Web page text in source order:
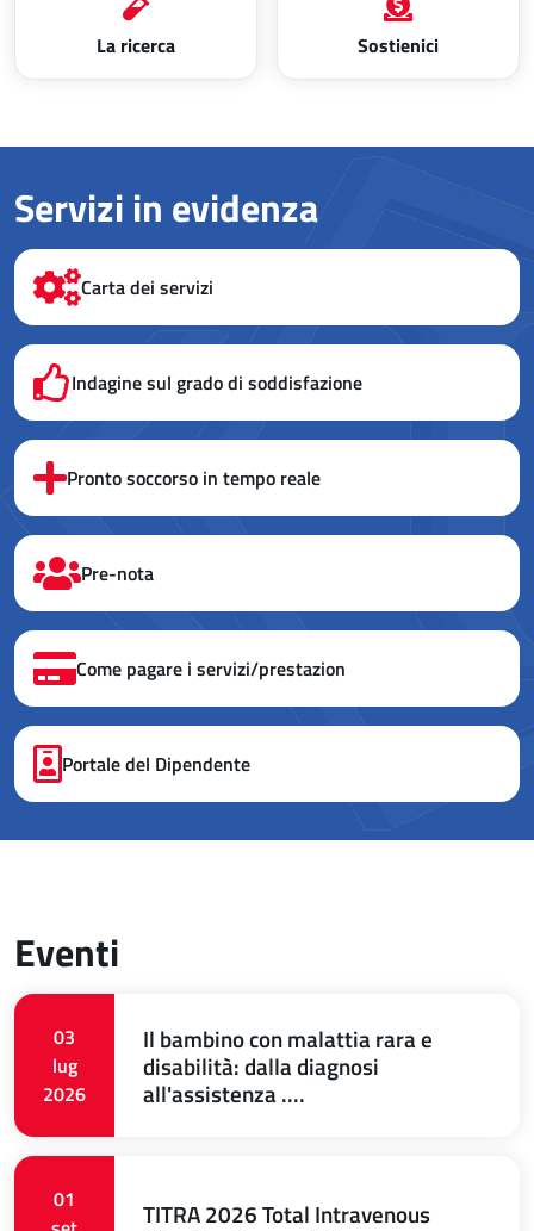
La ricerca Sostienici
Servizi in evidenza
Carta dei servizi
Indagine sul grado di soddisfazione
Pronto soccorso in tempo reale
Pre-nota
Come pagare i servizi/prestazion
Portale del Dipendente
Eventi
03
lug
2026
Il bambino con malattia rara e
disabilità: dalla diagnosi
all'assistenza ....
01
TITRA 2026 Total Intravenous